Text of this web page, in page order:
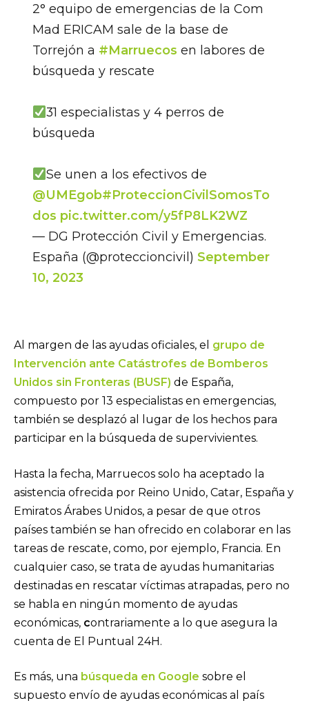
2° equipo de emergencias de la Com
Mad ERICAM sale de la base de
Torrejón a #Marruecos en labores de
búsqueda y rescate
31 especialistas y 4 perros de
búsqueda
Se unen a los efectivos de
@UMEgob#ProteccionCivilSomosTo
dos pic.twitter.com/y5fP8LK2WZ
— DG Protección Civil y Emergencias.
España (@proteccioncivil) September
10, 2023
Al margen de las ayudas oficiales, el grupo de
Intervención ante Catástrofes de Bomberos
Unidos sin Fronteras (BUSF) de España,
compuesto por 13 especialistas en emergencias,
también se desplazó al lugar de los hechos para
participar en la búsqueda de supervivientes.
Hasta la fecha, Marruecos solo ha aceptado la
asistencia ofrecida por Reino Unido, Catar, España y
Emiratos Árabes Unidos, a pesar de que otros
países también se han ofrecido en colaborar en las
tareas de rescate, como, por ejemplo, Francia. En
cualquier caso, se trata de ayudas humanitarias
destinadas en rescatar víctimas atrapadas, pero no
se habla en ningún momento de ayudas
económicas, contrariamente a lo que asegura la
cuenta de El Puntual 24H.
Es más, una búsqueda en Google sobre el
supuesto envío de ayudas económicas al país